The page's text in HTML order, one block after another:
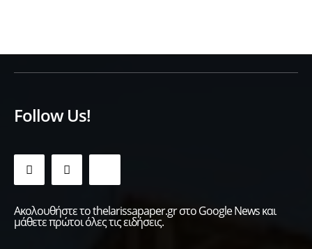
Follow Us!
Ακολουθήστε το thelarissapaper.gr στο Google News και
μάθετε πρώτοι όλες τις ειδήσεις.